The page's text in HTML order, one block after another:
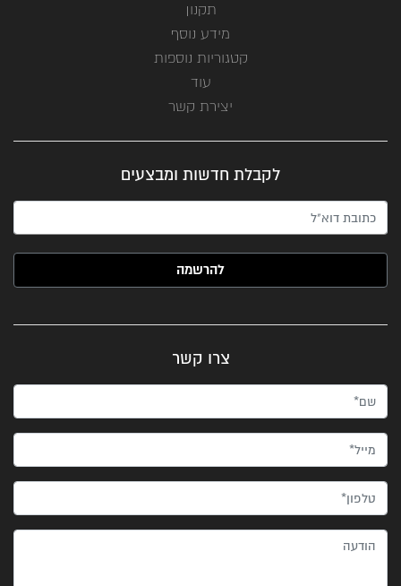
תקנון
מידע נוסף
קטגוריות נוספות
עוד
יצירת קשר
לקבלת חדשות ומבצעים
האימייל שלך (חובה)
צרו קשר